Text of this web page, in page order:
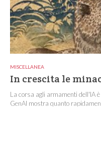
MISCELLANEA
In crescita le
La corsa agli armamenti dell'IA
GenAI mostra quanto